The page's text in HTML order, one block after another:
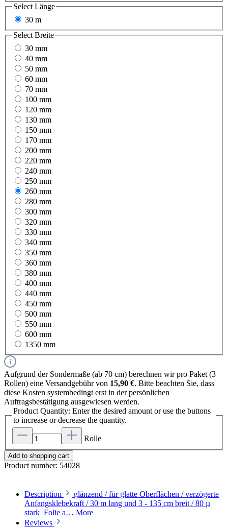
SelectLänge
30 m
Select Breite
30 mm
40 mm
50 mm
60 mm
70 mm
100 mm
120 mm
130 mm
150 mm
170 mm
200 mm
220 mm
240 mm
250 mm
260 mm
280 mm
300 mm
320 mm
330 mm
340 mm
350 mm
360 mm
380 mm
400 mm
440 mm
450 mm
500 mm
550 mm
600 mm
1350 mm
Aufgrund der Sondermaße (ab 70 cm) berechnen wir pro Paket (3
Rollen) eine Versandgebühr von 15,90 €. Bitte beachten Sie, dass
diese Kosten systembedingt erst in der persönlichen
Auftragsbestätigung ausgewiesen werden.
Product Quantity: Enter the desired amount or use the buttons
to increase or decrease the quantity.
Rolle
Add to shopping cart
Product number: 54028
Description
glänzend / für glatte Oberflächen / verzögerte
Anfangsklebekraft / 30 m lang und 3 - 135 cm breit / 80 µ
stark Folie a… More
Reviews